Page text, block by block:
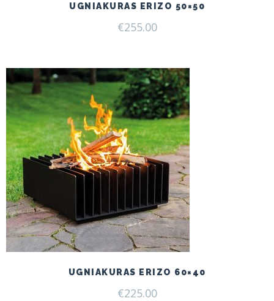
UGNIAKURAS ERIZO 50×50
€255.00
UGNIAKURAS ERIZO 60×40
€225.00